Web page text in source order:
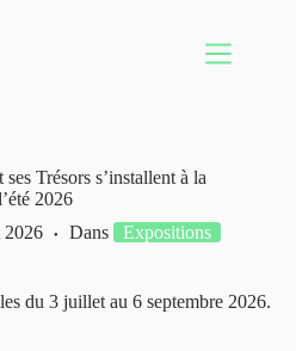
Trésors s’installent à la
2026
2026 Dans Expositions
du 3 juillet au 6 septembre 2026.